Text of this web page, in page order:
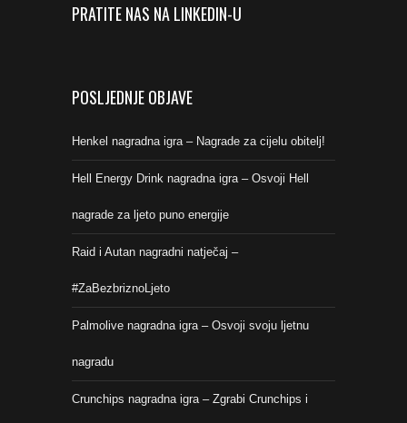
PRATITE NAS NA LINKEDIN-U
POSLJEDNJE OBJAVE
Henkel nagradna igra – Nagrade za cijelu obitelj!
Hell Energy Drink nagradna igra – Osvoji Hell
nagrade za ljeto puno energije
Raid i Autan nagradni natječaj –
#ZaBezbriznoLjeto
Palmolive nagradna igra – Osvoji svoju ljetnu
nagradu
Crunchips nagradna igra – Zgrabi Crunchips i